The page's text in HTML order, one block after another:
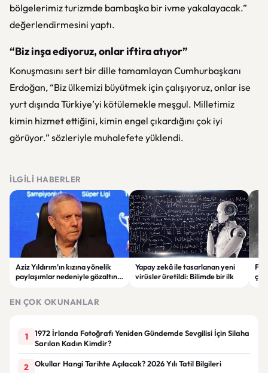
bölgelerimiz turizmde bambaşka bir ivme yakalayacak.”
değerlendirmesini yaptı.
“Biz inşa ediyoruz, onlar iftira atıyor”
Konuşmasını sert bir dille tamamlayan Cumhurbaşkanı
Erdoğan, “Biz ülkemizi büyütmek için çalışıyoruz, onlar ise
yurt dışında Türkiye’yi kötülemekle meşgul. Milletimiz
kimin hizmet ettiğini, kimin engel çıkardığını çok iyi
görüyor.” sözleriyle muhalefete yüklendi.
İLGILI HABERLER
Aziz Yıldırım’ın kızına yönelik
paylaşımlar nedeniyle gözaltına
Yapay zekâ ile tasarlanan yeni
virüsler üretildi: Bilimde bir ilk
EN ÇOK OKUNANLAR
1
1972 İrlanda Fotoğrafı Yeniden Gündemde Sevgilisi İçin Silaha
Sarılan Kadın Kimdir?
2 Okullar Hangi Tarihte Açılacak? 2026 Yılı Tatil Bilgileri